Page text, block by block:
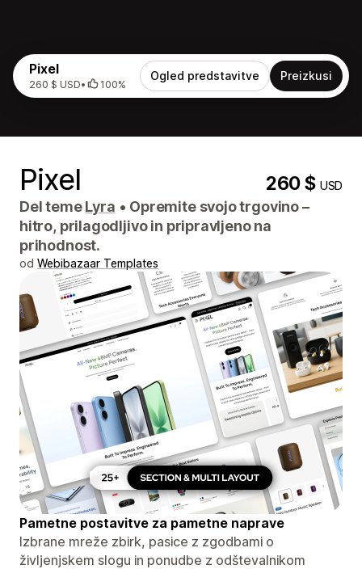
Pixel
260 $ USD• 100%
Ogled predstavitve Preizkusi
Pixel 260 $USD
Del temeLyra • Opremite svojo trgovino –
hitro, prilagodljivo in pripravljeno na
prihodnost.
od Webibazaar Templates
Pametne postavitve za pametne naprave
Izbrane mreže zbirk, pasice z zgodbami o
življenjskem slogu in ponudbe z odštevalnikom